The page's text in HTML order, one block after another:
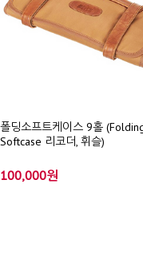
폴딩소프트케이스 9홀
Softcase 리코더, 휘슬)
100,000원